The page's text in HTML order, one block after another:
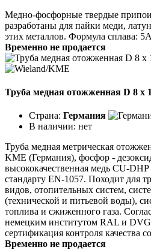
Медно-фосфорные твердые
разработаны для пайки меди,
этих металлов. Формула сплава:
Временно не продается
Труба медная отожженная D 8 x
Страна: Германия
В наличии: нет
Труба медная метрическая
KME (Германия), фосфор -
высококачественная медь CU-
стандарту EN-1057. Походит для
видов, отопительных систем,
(технической и питьевой воды),
топлива и сжиженного газа.
немецким институтом RAL и
сертификация контроля качества
Временно не продается